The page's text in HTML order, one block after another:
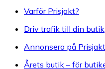
Varför Prisjakt?
Driv trafik till din butik
Annonsera på Prisjakt
Årets butik – för